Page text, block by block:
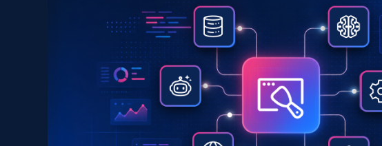
Discover API 免费
始终在线的代理实时网页发现
搜索引擎结果页 API
按需获取多引擎搜索结果
Google Bing Duckduckgo Yandex
爬虫浏览器 API
键启动内置隐匿模式的远程浏览器
视频信息流——为 VLA 准备就绪
获取持续、定向的网页视频，用于训练人形机
器人策略
为各行各业生成可直接用于LLM的数据集
免费套餐
爬虫 API
$1/1k请求
搜索引擎 API
免费套餐
爬虫浏览器 API
起价
$5/GB
第三方工具集成
浏览器扩展
代理网络检查
网站地图
博客
案例研究
网络研讨会
代理位置
产品技术视频